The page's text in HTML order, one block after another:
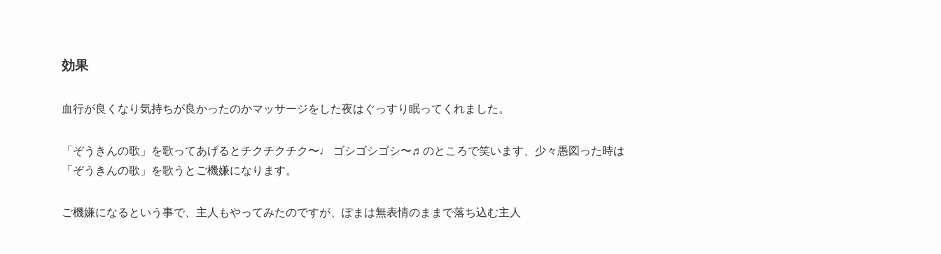
効果
血行が良くなり気持ちが良かったのかマッサージをした夜はぐっすり眠ってくれました。
「ぞうきんの歌」を歌ってあげるとチクチクチク〜♩ ゴシゴシゴシ〜♬のところで笑います、少々愚図った時は
「ぞうきんの歌」を歌うとご機嫌になります。
ご機嫌になるという事で、主人もやってみたのですが、ぽまは無表情のままで落ち込む主人